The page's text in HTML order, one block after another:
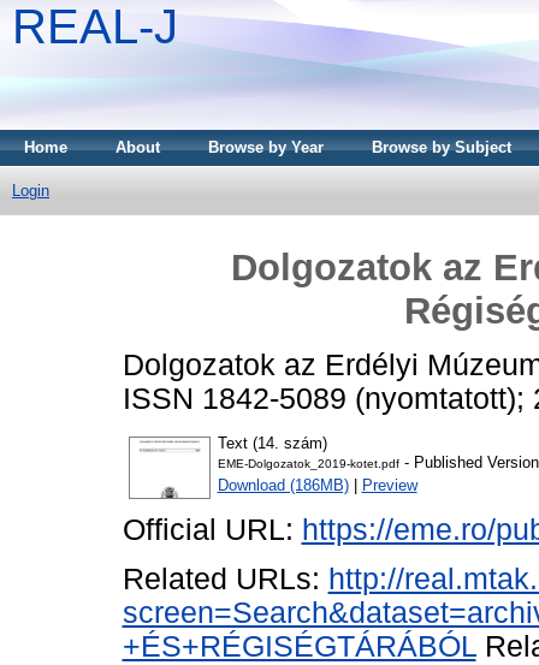
REAL-J
Home About Browse by Year Browse by Subject
Login
Dolgozatok az
Dolgozatok az Erdélyi
ISSN 1842-5089 (nyomtatott);
Text (14. szám)
EME-Dolgozatok_2019-kotet.pdf- Published Version
Download (186MB)| Preview
Official URL: https://eme.ro/
Related URLs: http://
+ÉS+RÉGISÉGTÁRÁBÓL